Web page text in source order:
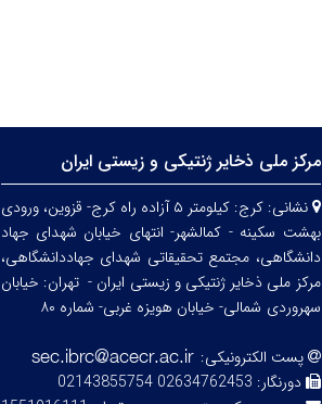
مرکز ملی ذخایر ژنتیکی و زیستی ایران
نشانی:
کرج: کیلومتر ۵ آزاده راه کرج- قزوین، ورودی
بهشت سکینه - کمالشهر- انتهای خیابان شهدای جهاد
دانشگاهی، مجتمع تحقیقاتی شهدای جهاددانشگاهی،
مرکز ملی ذخایر ژنتیکی و زیستی ایران - تهران: خیابان
سهروردی شمالی- خیابان هویزه غربی- شماره ۸۰
پست الکترونیکی:
دورنگار: 02634762453 02143855754